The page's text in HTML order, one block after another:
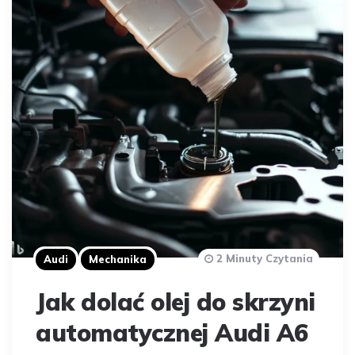
Audi Mechanika
Jak dolać olej do skrzyni
automatycznej Audi A6
2 Minuty Czytania